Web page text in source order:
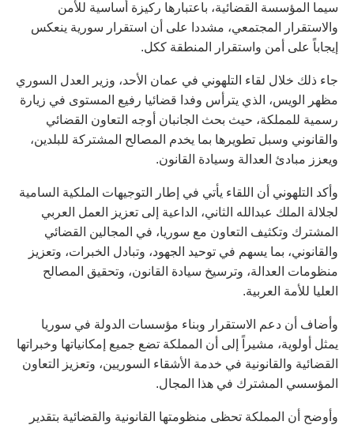
سيما المؤسسة القضائية، باعتبارها ركيزة أساسية للأمن
والاستقرار المجتمعي، مشددا على أن استقرار سورية ينعكس
إيجاباً على أمن واستقرار المنطقة ككل.
جاء ذلك خلال لقاء التلهوني في عمان الأحد، وزير العدل السوري
مظهر الويس، الذي يترأس وفدا قضائيا رفيع المستوى في زيارة
رسمية للمملكة، حيث بحث الجانبان أوجه التعاون القضائي
والقانوني وسبل تطويرها بما يخدم المصالح المشتركة للبلدين،
ويعزز مبادئ العدالة وسيادة القانون.
وأكد التلهوني أن اللقاء يأتي في إطار التوجيهات الملكية السامية
لجلالة الملك عبدالله الثاني، الداعية إلى تعزيز العمل العربي
المشترك وتكثيف التعاون مع سوريا، في المجالين القضائي
والقانوني، بما يسهم في توحيد الجهود، وتبادل الخبرات، وتعزيز
منظومات العدالة، وترسيخ سيادة القانون، وتحقيق المصالح
العليا للأمة العربية.
وأضاف أن دعم الاستقرار وبناء مؤسسات الدولة في سوريا
يمثل أولوية، مشيراً إلى أن المملكة تضع جميع إمكانياتها وخبراتها
القضائية والقانونية في خدمة الأشقاء السوريين، وتعزيز التعاون
المؤسسي المشترك في هذا المجال.
وأوضح أن المملكة تحظى منظومتها القانونية والقضائية بتقدير